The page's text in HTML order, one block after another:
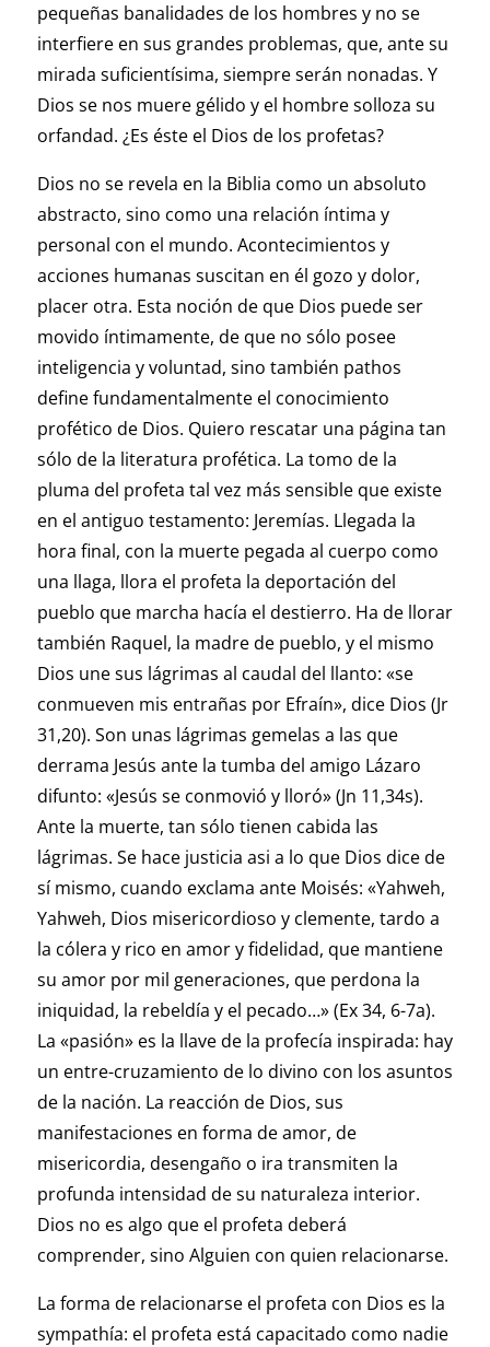
pequeñas banalidades de los hombres y no se
interfiere en sus grandes problemas, que, ante su
mirada suficientísima, siempre serán nonadas. Y
Dios se nos muere gélido y el hombre solloza su
orfandad. ¿Es éste el Dios de los profetas?
Dios no se revela en la Biblia como un absoluto
abstracto, sino como una relación íntima y
personal con el mundo. Acontecimientos y
acciones humanas suscitan en él gozo y dolor,
placer otra. Esta noción de que Dios puede ser
movido íntimamente, de que no sólo posee
inteligencia y voluntad, sino también pathos
define fundamentalmente el conocimiento
profético de Dios. Quiero rescatar una página tan
sólo de la literatura profética. La tomo de la
pluma del profeta tal vez más sensible que existe
en el antiguo testamento: Jeremías. Llegada la
hora final, con la muerte pegada al cuerpo como
una llaga, llora el profeta la deportación del
pueblo que marcha hacía el destierro. Ha de llorar
también Raquel, la madre de pueblo, y el mismo
Dios une sus lágrimas al caudal del llanto: «se
conmueven mis entrañas por Efraín», dice Dios (Jr
31,20). Son unas lágrimas gemelas a las que
derrama Jesús ante la tumba del amigo Lázaro
difunto: «Jesús se conmovió y lloró» (Jn 11,34s).
Ante la muerte, tan sólo tienen cabida las
lágrimas. Se hace justicia asi a lo que Dios dice de
sí mismo, cuando exclama ante Moisés: «Yahweh,
Yahweh, Dios misericordioso y clemente, tardo a
la cólera y rico en amor y fidelidad, que mantiene
su amor por mil generaciones, que perdona la
iniquidad, la rebeldía y el pecado…» (Ex 34, 6-7a).
La «pasión» es la llave de la profecía inspirada: hay
un entre-cruzamiento de lo divino con los asuntos
de la nación. La reacción de Dios, sus
manifestaciones en forma de amor, de
misericordia, desengaño o ira transmiten la
profunda intensidad de su naturaleza interior.
Dios no es algo que el profeta deberá
comprender, sino Alguien con quien relacionarse.
La forma de relacionarse el profeta con Dios es la
sympathía: el profeta está capacitado como nadie